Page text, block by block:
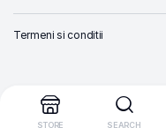
CASEROLA
DREPTUNGHIULARA
Termeni si conditii
STORE SEARCH